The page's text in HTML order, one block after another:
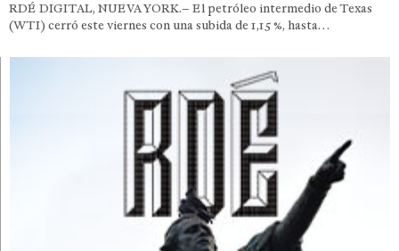
RDÉ DIGITAL, NUEVA YORK.– El petróleo intermedio de Texas
(WTI) cerró este viernes con una subida de 1,15 %, hasta…